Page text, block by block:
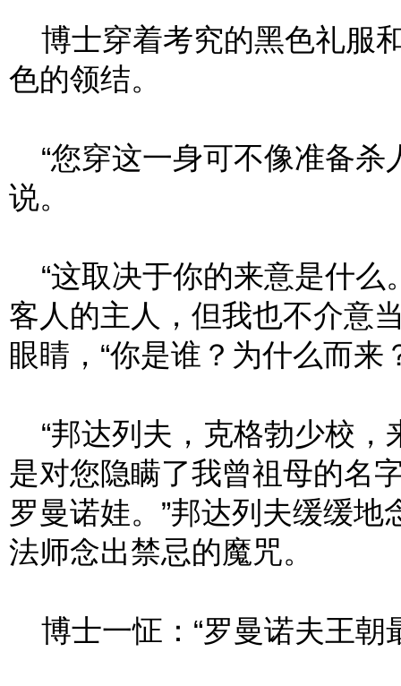
博士穿着考究的黑色礼服
色的领结。
“您穿这一身可不像准备杀
说。
“这取决于你的来意是什么
客人的主人，但我也不介意
眼睛，“你是谁？为什么而来
“邦达列夫，克格勃少校，
是对您隐瞒了我曾祖母的名
罗曼诺娃。”邦达列夫缓缓
法师念出禁忌的魔咒。
博士一怔：“罗曼诺夫王朝